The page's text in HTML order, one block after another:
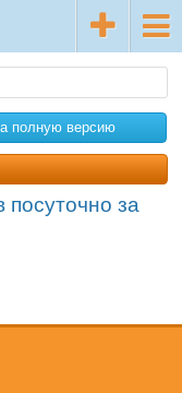
полную версию
за